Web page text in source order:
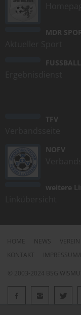
MDR
TFV
NOFV
weitere
HOME NEWS VEREIN
KONTAKT
© 2003-2024 BSG